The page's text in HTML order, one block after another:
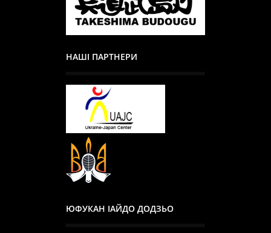
НАШІ ПАРТНЕРИ
ЮФУКАН ІАЙДО ДОДЗЬО